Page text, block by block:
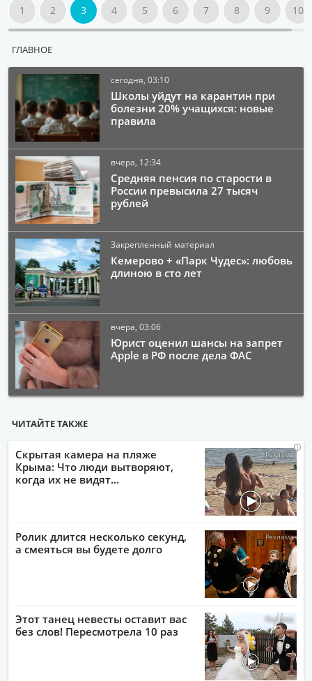
1 2 3 4 5 6 7 8 9 10
ГЛАВНОЕ
сегодня, 03:10
Школы уйдут на карантин при
болезни 20% учащихся: новые
правила
вчера, 12:34
Средняя пенсия по старости в
России превысила 27 тысяч
рублей
Закрепленный материал
Кемерово + «Парк Чудес»: любовь
длиною в сто лет
вчера, 03:06
Юрист оценил шансы на запрет
Apple в РФ после дела ФАС
ЧИТАЙТЕ ТАКЖЕ
i
Скрытая камера на пляже
Крыма: Что люди вытворяют,
когда их не видят...
i
Ролик длится несколько секунд,
а смеяться вы будете долго
i
Этот танец невесты оставит вас
без слов! Пересмотрела 10 раз
i